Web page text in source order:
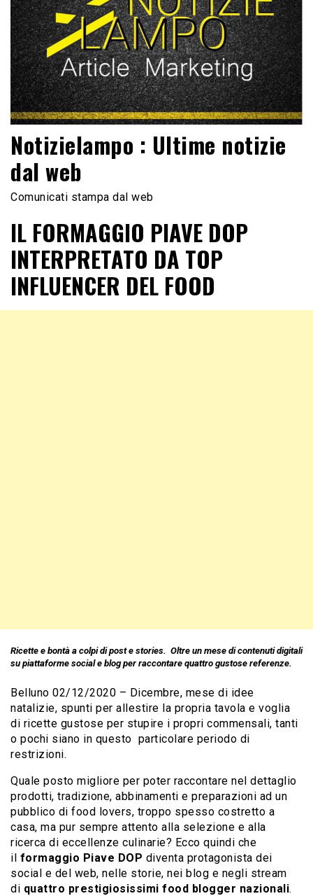
Notizielampo : Ultime notizie
dal web
Comunicati stampa dal web
IL FORMAGGIO PIAVE DOP
INTERPRETATO DA TOP
INFLUENCER DEL FOOD
Ricette e bontà a colpi di post e stories. Oltre un mese di contenuti digitali
su piattaforme social e blogper raccontare quattro gustose referenze.
Belluno 02/12/2020 – Dicembre, mese di idee
natalizie, spunti per allestire la propria tavola e voglia
di ricette gustose per stupire i propri commensali, tanti
o pochi siano in questo particolare periodo di
restrizioni.
Quale posto migliore per poter raccontare nel dettaglio
prodotti, tradizione, abbinamenti e preparazioni ad un
pubblico di food lovers, troppo spesso costretto a
casa, ma pur sempre attento alla selezione e alla
ricerca di eccellenze culinarie? Ecco quindi che
il formaggio Piave DOP diventa protagonista dei
social e del web, nelle storie, nei blog e negli stream
di quattro prestigiosissimi food blogger nazionali.